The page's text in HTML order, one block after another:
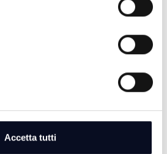
Accetta tutti
arrestato un 51enne